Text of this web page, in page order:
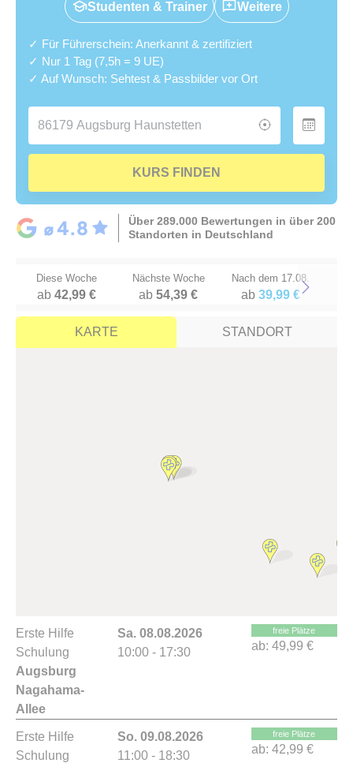
Studenten & Trainer Weitere
✓ Für Führerschein: Anerkannt & zertifiziert
✓ Nur 1 Tag (7,5h = 9 UE)
✓ Auf Wunsch: Sehtest & Passbilder vor Ort
KURS FINDEN
Über 289.000 Bewertungen in über 200
Standorten in Deutschland
Diese Woche
ab42,99 €
Nächste Woche
ab54,39 €
Nach dem 17.08.
ab 39,99 €Next
KARTE STANDORT
Erste Hilfe
Schulung
Augsburg
Nagahama-
Allee
Sa. 08.08.2026
10:00 - 17:30
freie Plätze
ab: 49,99 €
Erste Hilfe
Schulung
So. 09.08.2026
11:00 - 18:30
freie Plätze
ab: 42,99 €